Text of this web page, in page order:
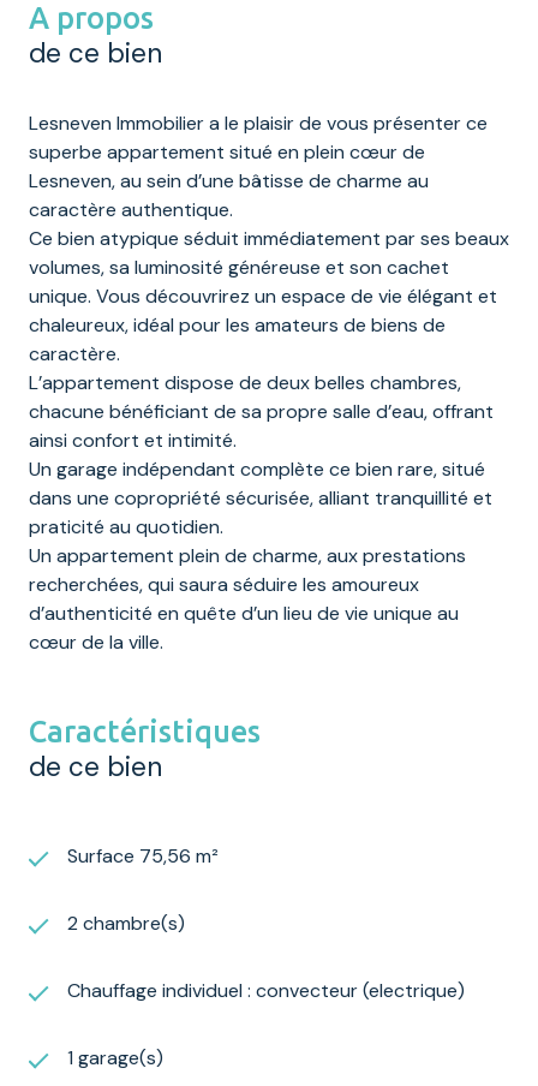
A propos
de ce bien
Lesneven Immobilier a le plaisir de vous présenter ce
superbe appartement situé en plein cœur de
Lesneven, au sein d’une bâtisse de charme au
caractère authentique.
Ce bien atypique séduit immédiatement par ses beaux
volumes, sa luminosité généreuse et son cachet
unique. Vous découvrirez un espace de vie élégant et
chaleureux, idéal pour les amateurs de biens de
caractère.
L’appartement dispose de deux belles chambres,
chacune bénéficiant de sa propre salle d’eau, offrant
ainsi confort et intimité.
Un garage indépendant complète ce bien rare, situé
dans une copropriété sécurisée, alliant tranquillité et
praticité au quotidien.
Un appartement plein de charme, aux prestations
recherchées, qui saura séduire les amoureux
d’authenticité en quête d’un lieu de vie unique au
cœur de la ville.
Caractéristiques
de ce bien
Surface 75,56 m²
2 chambre(s)
Chauffage individuel : convecteur (electrique)
1 garage(s)